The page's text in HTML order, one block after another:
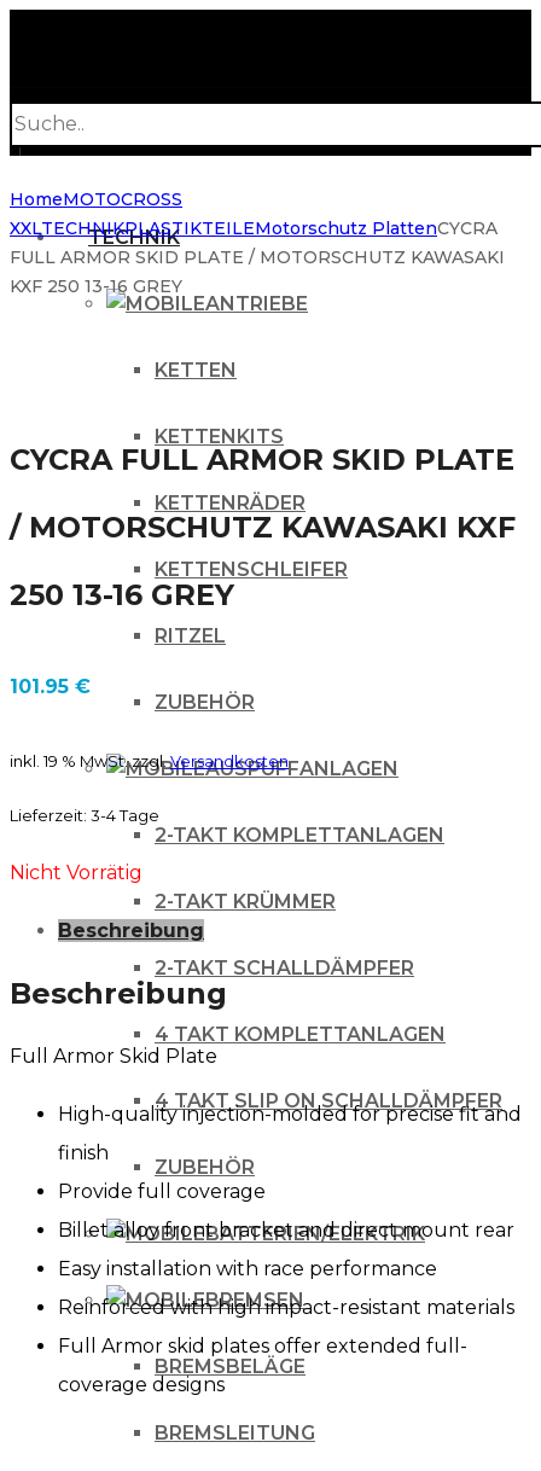
search
TECHNIK
ANTRIEBE
KETTEN
KETTENKITS
KETTENRÄDER
KETTENSCHLEIFER
RITZEL
ZUBEHÖR
AUSPUFFANLAGEN
2-TAKT KOMPLETTANLAGEN
2-TAKT KRÜMMER
2-TAKT SCHALLDÄMPFER
4 TAKT KOMPLETTANLAGEN
4 TAKT SLIP ON SCHALLDÄMPFER
ZUBEHÖR
BATTERIEN/ELEKTRIK
BREMSEN
BREMSBELÄGE
BREMSLEITUNG
HomeMOTOCROSS
XXLTECHNIKPLASTIKTEILEMotorschutz PlattenCYCRA
FULL ARMOR SKID PLATE / MOTORSCHUTZ KAWASAKI
KXF 250 13-16 GREY
CYCRA FULL ARMOR SKID PLATE
/ MOTORSCHUTZ KAWASAKI KXF
250 13-16 GREY
101.95 €
inkl. 19 % MwSt. zzgl.Versandkosten
Lieferzeit: 3-4 Tage
Nicht Vorrätig
Beschreibung
Beschreibung
Full Armor Skid Plate
High-quality injection-molded for precise fit and
finish
Provide full coverage
Billet alloy front bracket and direct mount rear
Easy installation with race performance
Reinforced with high impact-resistant materials
Full Armor skid plates offer extended full-
coverage designs